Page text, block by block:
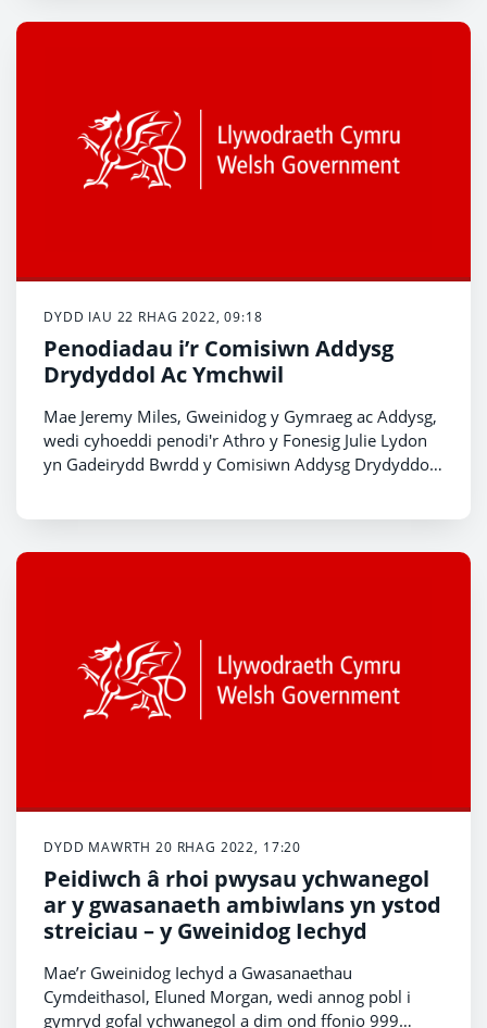
mherfformiad adrannau brys.
DYDD IAU 22 RHAG 2022, 09:18
Penodiadau i’r Comisiwn Addysg
Drydyddol Ac Ymchwil
Mae Jeremy Miles, Gweinidog y Gymraeg ac Addysg,
wedi cyhoeddi penodi'r Athro y Fonesig Julie Lydon
yn Gadeirydd Bwrdd y Comisiwn Addysg Drydyddol
DYDD MAWRTH 20 RHAG 2022, 17:20
Peidiwch â rhoi pwysau ychwanegol
ar y gwasanaeth ambiwlans yn ystod
streiciau – y Gweinidog Iechyd
Mae’r Gweinidog Iechyd a Gwasanaethau
Cymdeithasol, Eluned Morgan, wedi annog pobl i
gymryd gofal ychwanegol a dim ond ffonio 999